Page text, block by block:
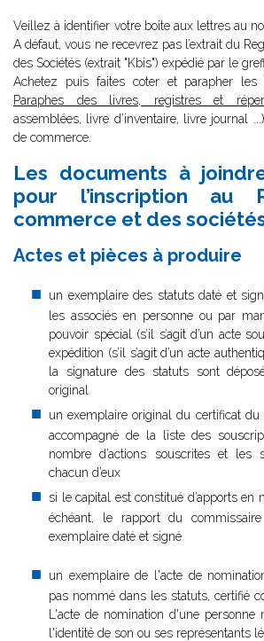
Veillez à identifier votre boîte aux lettres au
A défaut, vous ne recevrez pas l’extrait du
des Sociétés (extrait "Kbis") expédié par le
Achetez puis faites coter et parapher les
Paraphes des livres, registres et
assemblées, livre d’inventaire, livre journal
de commerce.
Les documents à
pour l’inscription au
commerce et des
Actes et pièces à produire
un exemplaire des statuts daté et
les associés en personne ou par
pouvoir spécial (s’il s’agit d’un acte
expédition (s’il s’agit d’un acte
la signature des statuts sont
original
un exemplaire original du certificat du
accompagné de la liste des
nombre d’actions souscrites et les
chacun d’eux
si le capital est constitué d’apports en
échéant, le rapport du
exemplaire daté et signé
un exemplaire de l'acte de
pas nommé dans les statuts, certifié
L'acte de nomination d'une
l'identité de son ou ses représentants